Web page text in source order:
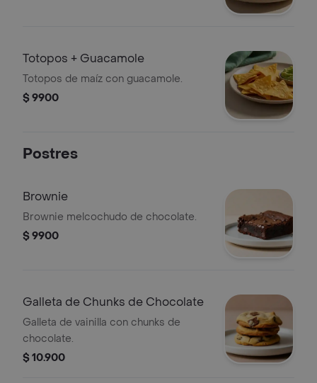
Totopos + Guacamole
Totopos de maíz con guacamole.
$ 9900
Postres
Brownie
Brownie melcochudo de chocolate.
$ 9900
Galleta de Chunks de Chocolate
Galleta de vainilla con chunks de
chocolate.
$ 10.900